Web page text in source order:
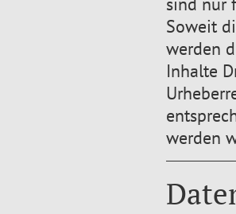
Soweit
werden
Inhalte
werden